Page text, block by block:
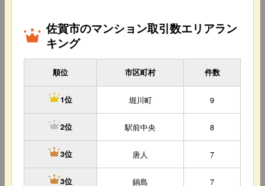
佐賀市のマンション取引数エリアラン
キング
順位 市区町村 件数
1位 堀川町 9
2位 駅前中央 8
3位 唐人 7
3位 鍋島 7